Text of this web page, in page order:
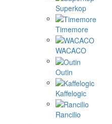
Superkop
Timemore
WACACO
Outin
Kaffelogic
Rancilio